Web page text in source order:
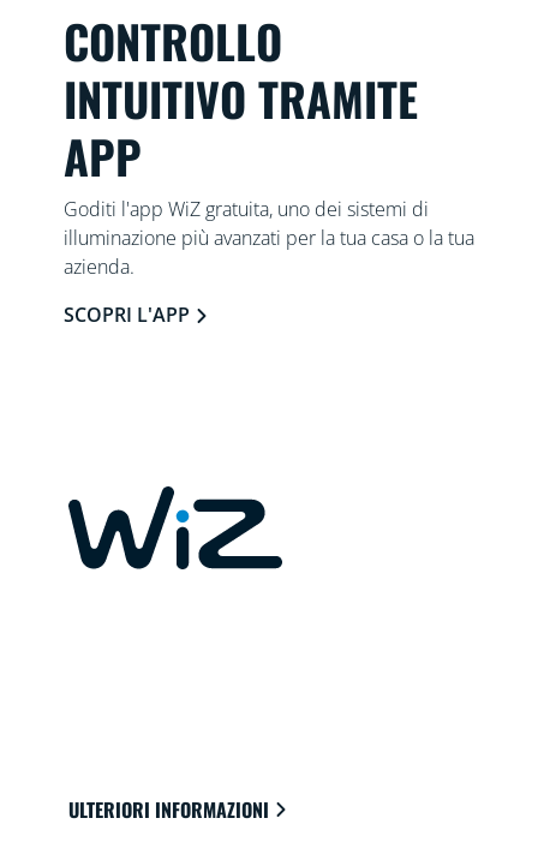
CONTROLLO
INTUITIVO TRAMITE
APP
Goditi l'app WiZ gratuita, uno dei sistemi di
illuminazione più avanzati per la tua casa o la tua
azienda.
SCOPRI L'APP
ULTERIORI INFORMAZIONI